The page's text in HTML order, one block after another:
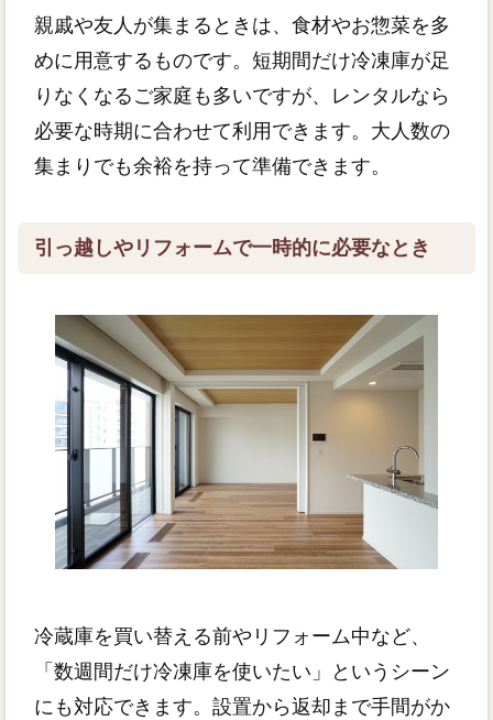
親戚や友人が集まるときは、食材やお惣菜を多
めに用意するものです。短期間だけ冷凍庫が足
りなくなるご家庭も多いですが、レンタルなら
必要な時期に合わせて利用できます。大人数の
集まりでも余裕を持って準備できます。
引っ越しやリフォームで一時的に必要なとき
冷蔵庫を買い替える前やリフォーム中など、
「数週間だけ冷凍庫を使いたい」というシーン
にも対応できます。設置から返却まで手間がか